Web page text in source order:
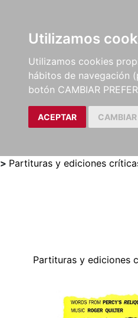
Utilizamos
Utilizamos cookies
hábitos de navegación
botón CAMBIAR
ACEPTAR CAMBIAR
LIBROS
MÉTODOS Y
EJERCICIOS
> Partituras y ediciones
Partituras y ediciones